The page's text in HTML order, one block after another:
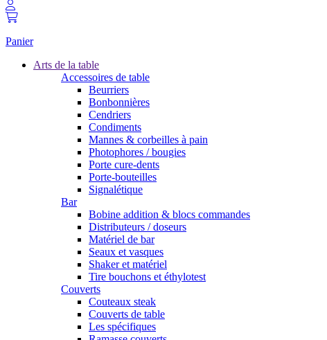
Panier
Arts de la table
Accessoires de table
Beurriers
Bonbonnières
Cendriers
Condiments
Mannes & corbeilles à pain
Photophores / bougies
Porte cure-dents
Porte-bouteilles
Signalétique
Bar
Bobine addition & blocs commandes
Distributeurs / doseurs
Matériel de bar
Seaux et vasques
Shaker et matériel
Tire bouchons et éthylotest
Couverts
Couteaux steak
Couverts de table
Les spécifiques